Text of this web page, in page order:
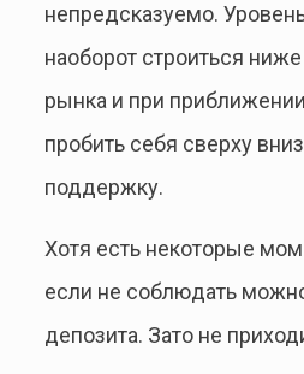
непредсказуемо.
наоборот строиться
рынка и при
пробить себя сверху
поддержку.
Хотя есть некоторые
если не соблюдать
депозита. Зато не